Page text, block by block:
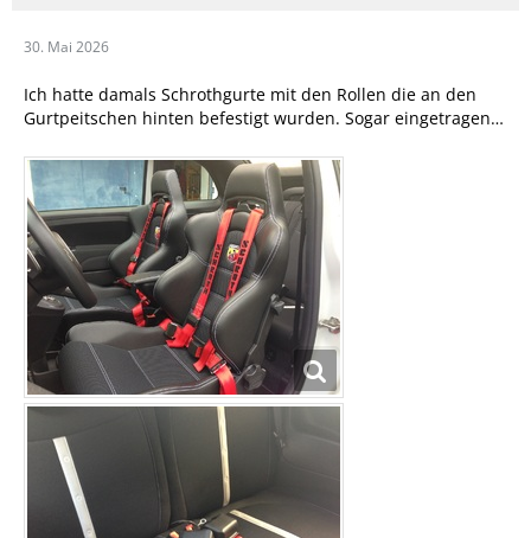
30. Mai 2026
Ich hatte damals Schrothgurte mit den Rollen die an den
Gurtpeitschen hinten befestigt wurden. Sogar eingetragen…